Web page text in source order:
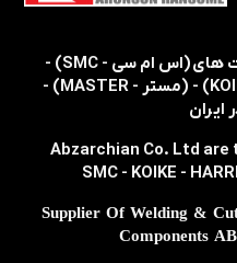
2023 Supplier Of Welding &
Components
​​اولین و تنها نمایندگی رسمی شرکت های (اس ام سی - SMC) -
(هریس - HARRIS) - (کویکه - KOIKE) - (مستر - MASTER) -
Abzarchian Co. Ltd
SMC - KOIKE -